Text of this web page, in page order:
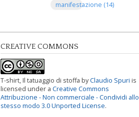
manifestazione (14)
CREATIVE COMMONS
T-shirt, Il tatuaggio di stoffa byClaudio Spuri is
licensed under a Creative Commons
Attribuzione - Non commerciale - Condividi allo
stesso modo 3.0 Unported License.